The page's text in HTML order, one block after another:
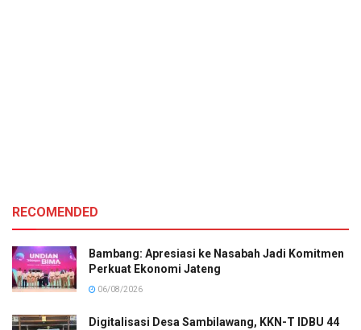
RECOMENDED
Bambang: Apresiasi ke Nasabah Jadi Komitmen
Perkuat Ekonomi Jateng
06/08/2026
Digitalisasi Desa Sambilawang, KKN-T IDBU 44